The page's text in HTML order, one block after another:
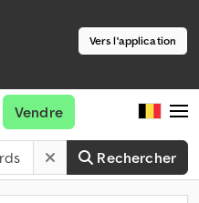
Vers l'application
Rechercher
Vendre